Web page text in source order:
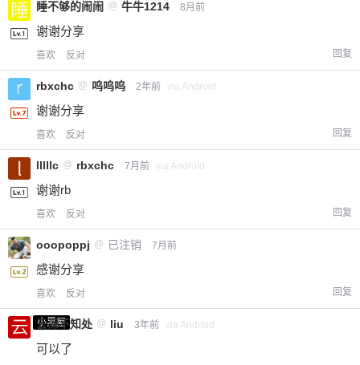
睡不够的闹闹 @ 牛牛1214 8月前
谢谢分享
喜欢 反对 回复
rbxchc @ 呜呜呜 2年前 via Android
谢谢分享
喜欢 反对 回复
lllllc @ rbxchc 7月前 via Android
谢谢rb
喜欢 反对 回复
ooopoppj @ 已注销 7月前
感谢分享
喜欢 反对 回复
小黑屋
云深不知处 @ liu 3年前 via Android
可以了